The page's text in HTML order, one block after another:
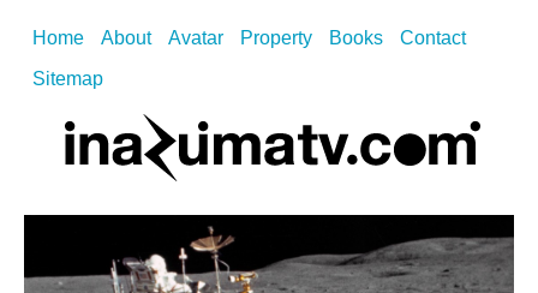
Home About Avatar Property Books
Contact
Sitemap